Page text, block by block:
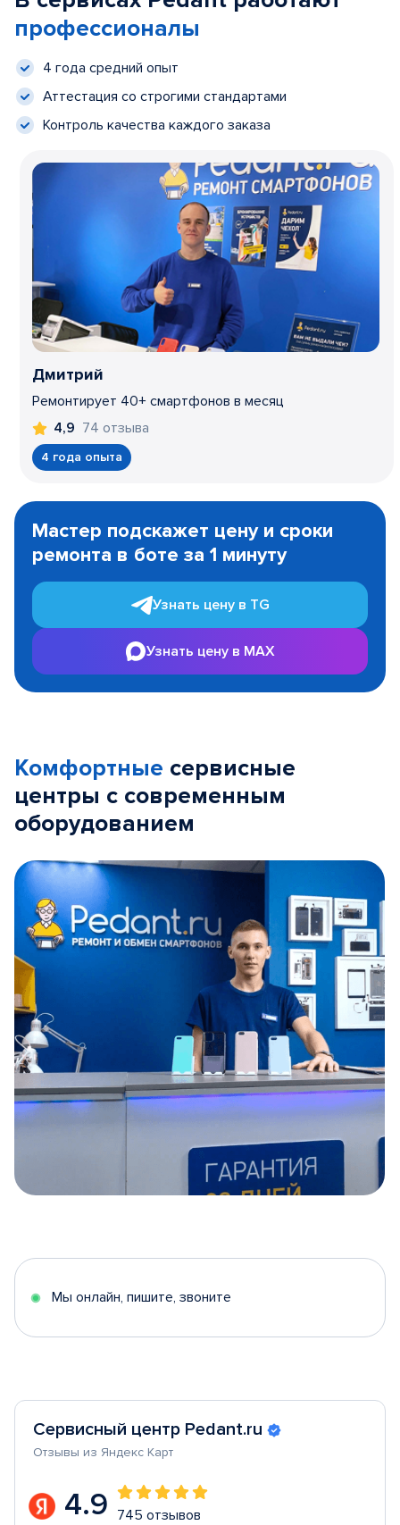
профессионалы
4 года средний опыт
Аттестация со строгими стандартами
Контроль качества каждого заказа
Дмитрий
Ремонтирует 40+ смартфонов в месяц
4,9 74 отзыва
4 года опыта
1
Мастер подскажет цену и сроки
ремонта в боте за 1 минуту
Узнать цену в TG
Узнать цену в MAX
Комфортные сервисные
центры с современным
оборудованием
5
Мы онлайн, пишите, звоните
Сервисный центр Pedant.ru
Отзывы из Яндекс Карт
4.9 745 отзывов